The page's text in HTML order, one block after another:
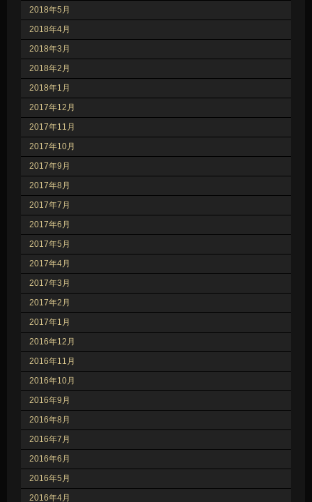
2018年5月
2018年4月
2018年3月
2018年2月
2018年1月
2017年12月
2017年11月
2017年10月
2017年9月
2017年8月
2017年7月
2017年6月
2017年5月
2017年4月
2017年3月
2017年2月
2017年1月
2016年12月
2016年11月
2016年10月
2016年9月
2016年8月
2016年7月
2016年6月
2016年5月
2016年4月